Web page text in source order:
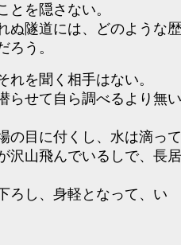
とを隠さない。
ぬ隧道には、どのような
ろう。
を聞く相手はない。
らせて自ら調べるより無
の目に付くし、水は滴っ
沢山飛んでいるしで、長
ろし、身軽となって、い